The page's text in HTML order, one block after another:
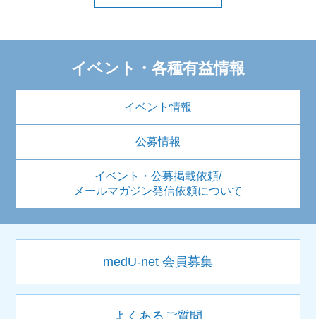
イベント・各種有益情報
イベント情報
公募情報
イベント・公募掲載依頼/
メールマガジン発信依頼について
medU-net 会員募集